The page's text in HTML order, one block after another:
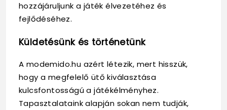
hozzájáruljunk a játék élvezetéhez és
fejlődéséhez.
Küldetésünk és történetünk
A modemido.hu azért létezik, mert hisszük,
hogy a megfelelő ütő kiválasztása
kulcsfontosságú a játékélményhez.
Tapasztalataink alapján sokan nem tudják,